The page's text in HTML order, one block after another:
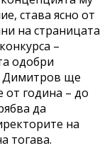
става ясно от
на страницата
–
одобри
Димитров ще
от година – до
да
на
тогава.